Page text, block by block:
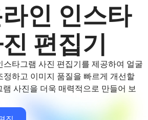
인 인스타
편집기
스타그램 사진 편집기를 제공하여 얼굴
정하고 이미지 품질을 빠르게 개선할
램 사진을 더욱 매력적으로 만들어 보